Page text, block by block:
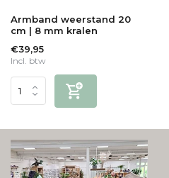
Armband weerstand 20
cm | 8 mm kralen
€39,95
Incl. btw